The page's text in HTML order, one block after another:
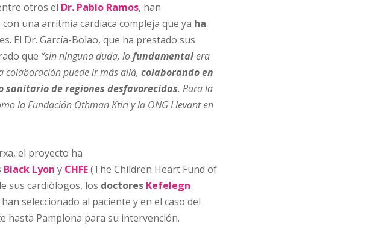
otros el Dr. Pablo Ramos, han
una arritmia cardiaca compleja que ya ha
El Dr. García-Bolao, que ha prestado sus
que “sin ninguna duda, lofundamentalera
colaboración puede ir más allá, colaborando en
sanitario de regiones desfavorecidas. Para la
la Fundación Othman Ktiri y la ONG Llevant en
el proyecto ha
Black Lyon y CHFE(The Children Heart Fund of
sus cardiólogos, los doctores Kefelegn
seleccionado al paciente y en el caso del
hasta Pamplona para su intervención.